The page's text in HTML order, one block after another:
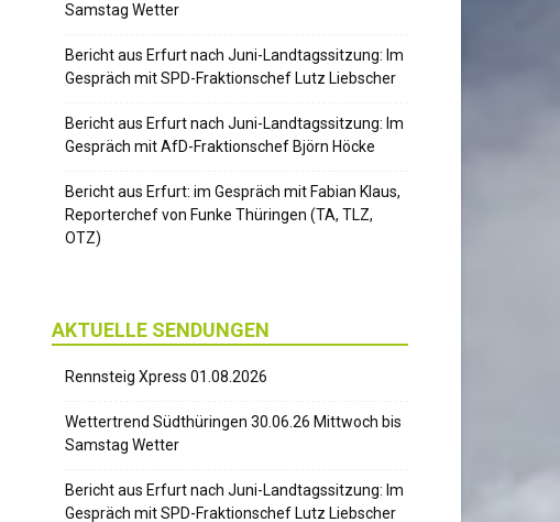
Samstag Wetter
Bericht aus Erfurt nach Juni-Landtagssitzung: Im
Gespräch mit SPD-Fraktionschef Lutz Liebscher
Bericht aus Erfurt nach Juni-Landtagssitzung: Im
Gespräch mit AfD-Fraktionschef Björn Höcke
Bericht aus Erfurt: im Gespräch mit Fabian Klaus,
Reporterchef von Funke Thüringen (TA, TLZ,
OTZ)
AKTUELLE SENDUNGEN
Rennsteig Xpress 01.08.2026
Wettertrend Südthüringen 30.06.26 Mittwoch bis
Samstag Wetter
Bericht aus Erfurt nach Juni-Landtagssitzung: Im
Gespräch mit SPD-Fraktionschef Lutz Liebscher